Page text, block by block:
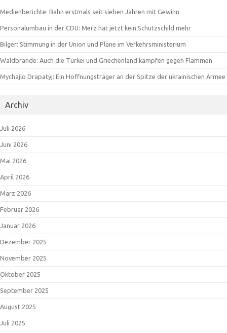
Medienberichte: Bahn erstmals seit sieben Jahren mit Gewinn
Personalumbau in der CDU: Merz hat jetzt kein Schutzschild mehr
Bilger: Stimmung in der Union und Pläne im Verkehrsministerium
Waldbrände: Auch die Türkei und Griechenland kämpfen gegen Flammen
Mychajlo Drapatyj: Ein Hoffnungsträger an der Spitze der ukrainischen Armee
Archiv
Juli 2026
Juni 2026
Mai 2026
April 2026
März 2026
Februar 2026
Januar 2026
Dezember 2025
November 2025
Oktober 2025
September 2025
August 2025
Juli 2025